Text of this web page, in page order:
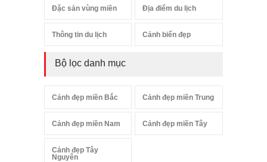
Đặc sản vùng miền Địa điểm du lịch
Thông tin du lịch Cảnh biển đẹp
Bộ lọc danh mục
Cảnh đẹp miền Bắc Cảnh đẹp miền Trung
Cảnh đẹp miền Nam Cảnh đẹp miền Tây
Cảnh đẹp Tây
Nguyên